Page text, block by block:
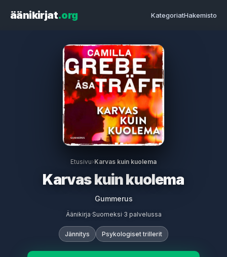
äänikirjat.org KategoriatHakemisto
Etusivu›Karvas kuin kuolema
Karvas kuin kuolema
Gummerus
Äänikirja·Suomeksi·3 palvelussa
Jännitys Psykologiset trillerit